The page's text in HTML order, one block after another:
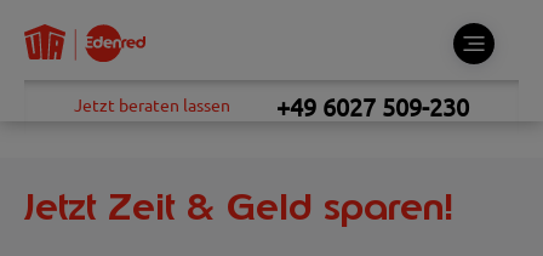
Jetzt beraten lassen +49 6027 509-230
Jetzt Zeit & Geld sparen!